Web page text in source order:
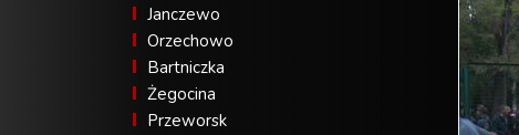
Janczewo
Orzechowo
Bartniczka
Żegocina
Przeworsk